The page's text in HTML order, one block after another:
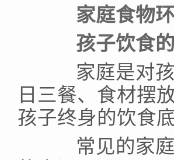
家庭食物
孩子饮食的
家庭是对孩
日三餐、食材摆
孩子终身的饮食底
常见的家庭